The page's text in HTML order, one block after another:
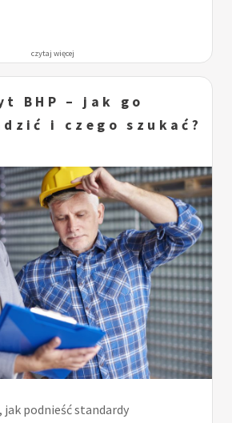
czytaj więcej
BHP – jak go
i czego szukać?
jak podnieść standardy